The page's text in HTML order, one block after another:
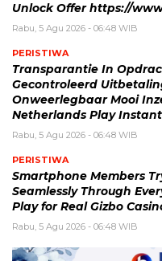
Unlock Offer https://
Rabu, 5 Agu 2026 - 06:48 WIB
PERISTIWA
Transparantie In
Gecontroleerd
Onweerlegbaar Mooi
Netherlands Play
Rabu, 5 Agu 2026 - 06:48 WIB
PERISTIWA
Smartphone Members
Seamlessly Through
Play for Real Gizbo
Rabu, 5 Agu 2026 - 06:48 WIB